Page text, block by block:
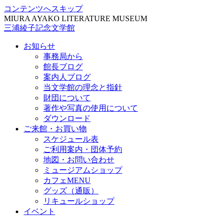
コンテンツへスキップ
MIURA AYAKO LITERATURE MUSEUM
三浦綾子記念文学館
お知らせ
事務局から
館長ブログ
案内人ブログ
当文学館の理念と指針
財団について
著作や写真の使用について
ダウンロード
ご来館・お買い物
スケジュール表
ご利用案内・団体予約
地図・お問い合わせ
ミュージアムショップ
カフェMENU
グッズ（通販）
リキュールショップ
イベント